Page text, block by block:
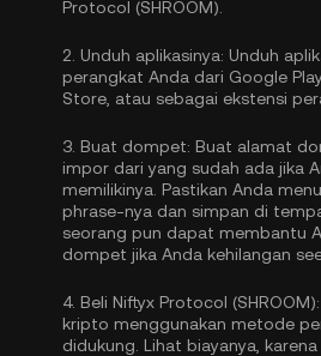
Protocol (SHROOM).
2. Unduh aplikasinya: Unduh
perangkat Anda dari Google
Store, atau sebagai ekstensi
3. Buat dompet: Buat alamat
impor dari yang sudah ada jika
memilikinya. Pastikan Anda
phrase-nya dan simpan di
seorang pun dapat membantu
dompet jika Anda kehilangan
4. Beli Niftyx Protocol (SHROOM):
kripto menggunakan metode
didukung. Lihat biayanya,